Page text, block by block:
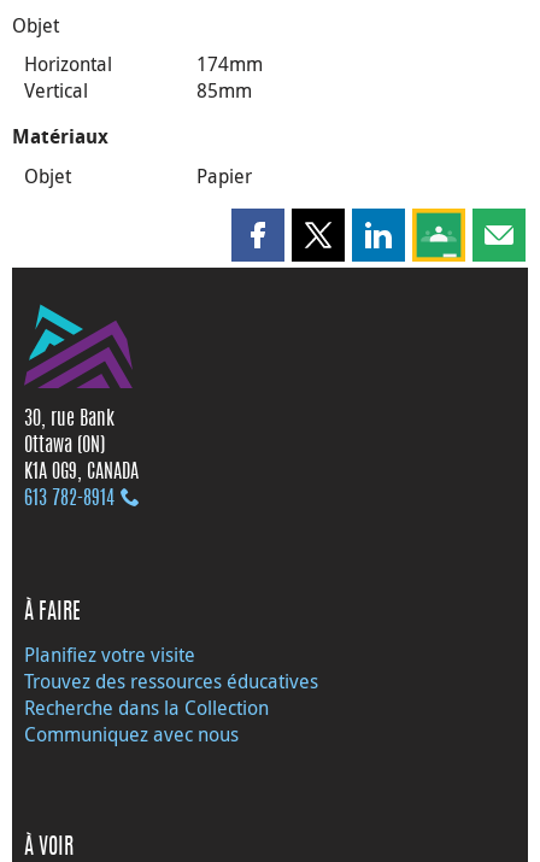
Objet
Horizontal
174mm
Vertical
85mm
Matériaux
Objet Papier
Partager cette page sur
Partager cette page sur X
Partager cette
Partagez
30, rue Bank
Ottawa (ON)
K1A 0G9, CANADA
613 782‑8914
À FAIRE
Planifiez votre visite
Trouvez des ressources éducatives
Recherche dans la Collection
Communiquez avec nous
À VOIR